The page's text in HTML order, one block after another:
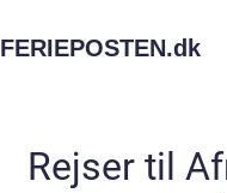
FERIEPOSTEN.dk
Rejser til